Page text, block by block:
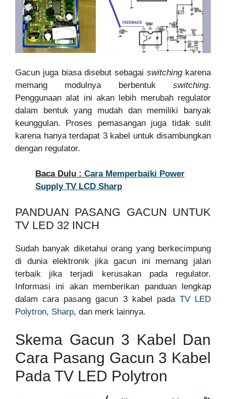
Gacun juga biasa disebut sebagaiswitchingkarena
memang modulnya berbentuk switching.
Penggunaan alat ini akan lebih merubah regulator
dalam bentuk yang mudah dan memiliki banyak
keunggulan. Proses pemasangan juga tidak sulit
karena hanya terdapat 3 kabel untuk disambungkan
dengan regulator.
Baca Dulu : Cara Memperbaiki Power
Supply TV LCD Sharp
PANDUAN PASANG GACUN UNTUK
TV LED 32 INCH
Sudah banyak diketahui orang yang berkecimpung
di dunia elektronik jika gacun ini memang jalan
terbaik jika terjadi kerusakan pada regulator.
Informasi ini akan memberikan panduan lengkap
dalam cara pasang gacun 3 kabel pada TV LED
Polytron, Sharp, dan merk lainnya.
Skema Gacun 3 Kabel Dan
Cara Pasang Gacun 3 Kabel
Pada TV LED Polytron